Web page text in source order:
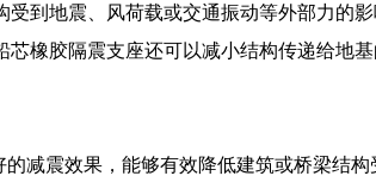
到地震、风荷载或交通振动等外部力的
橡胶隔震支座还可以减小结构传递给地
减震效果，能够有效降低建筑或桥梁结构